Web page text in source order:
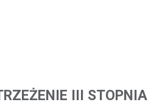
III STOPNIA